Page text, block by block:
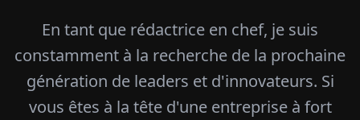
En tant que rédactrice en chef, je suis
constamment à la recherche de la prochaine
génération de leaders et d'innovateurs. Si
vous êtes à la tête d'une entreprise à fort